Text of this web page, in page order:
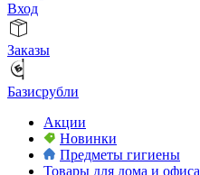
Вход
Заказы
Базисрубли
Акции
Новинки
Предметы гигиены
Товары для дома и офиса